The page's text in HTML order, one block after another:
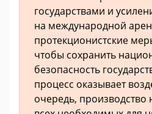
государствами и
на международной
протекционистские
чтобы сохранить
безопасность
процесс оказывает
очередь, производство